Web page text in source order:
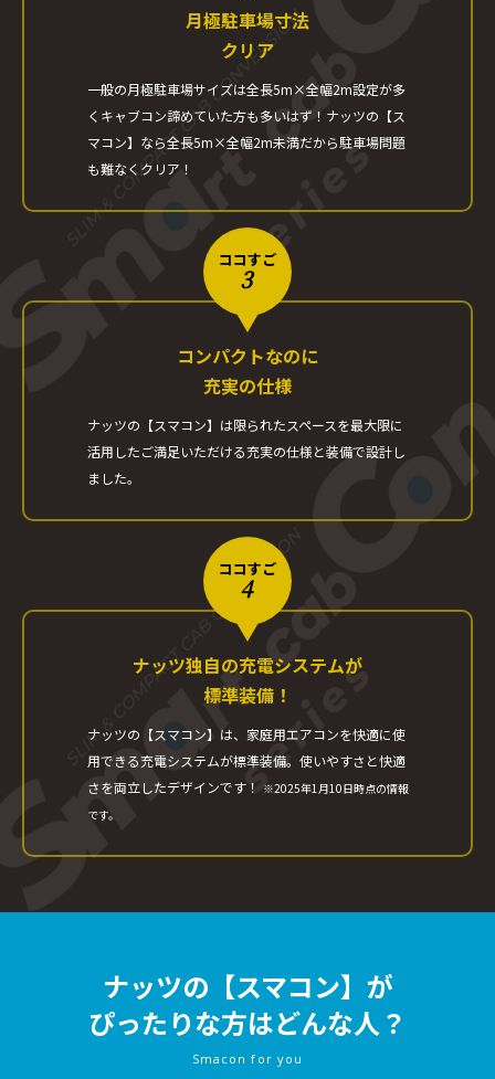
月極駐車場寸法
クリア
一般の月極駐車場サイズは全長5m×全幅2m設定が多
く キャブコン諦めていた方も多いはず！ ナッツの【ス
マコン】なら全長5m×全幅2m未満だから駐車場問題
も難なくクリア！
ココすご
3
コンパクトなのに
充実の仕様
ナッツの【スマコン】は限られたスペースを最大限に
活用したご満足いただける充実の仕様と装備で設計し
ました。
ココすご
4
ナッツ独自の充電システムが
標準装備！
ナッツの【スマコン】は、 家庭用エアコンを快適に使
用できる充電システムが標準装備。 使いやすさと快適
さを両立したデザインです！ ※2025年1月10日時点の情報
です。
ナッツの【スマコン】が
ぴったりな方はどんな人？
Smacon for you